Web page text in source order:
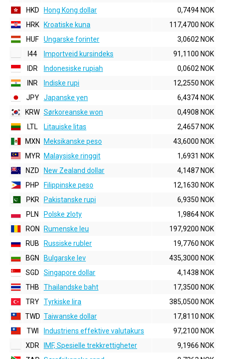
HKD
Hong Kong dollar
0,7494 NOK
HRK
Kroatiske kuna
117,4700 NOK
HUF
Ungarske forinter
3,0602 NOK
I44
Importveid kursindeks
91,1100 NOK
IDR
Indonesiske rupiah
0,0602 NOK
INR
Indiske rupi
12,2550 NOK
JPY Japanske yen
6,4374 NOK
KRW Sørkoreanske won
0,4908 NOK
LTL
Litauiske litas
2,4657 NOK
MXN
Meksikanske peso
43,6000 NOK
MYR
Malaysiske ringgit
1,6931 NOK
NZD
New Zealand dollar
4,1487 NOK
PHP
Filippinske peso
12,1630 NOK
PKR
Pakistanske rupi
6,9350 NOK
PLN
Polske zloty
1,9864 NOK
RON
Rumenske leu
197,9200 NOK
RUB
Russiske rubler
19,7760 NOK
BGN
Bulgarske lev
435,3000 NOK
SGD
Singapore dollar
4,1438 NOK
THB
Thailandske baht
17,3500 NOK
TRY Tyrkiske lira
385,0500 NOK
TWD Taiwanske dollar
17,8110 NOK
TWI
Industriens effektive valutakurs
97,2100 NOK
XDR
IMF, Spesielle trekkrettigheter
9,1966 NOK